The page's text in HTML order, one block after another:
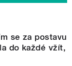
se za postavu
do každé vžít,